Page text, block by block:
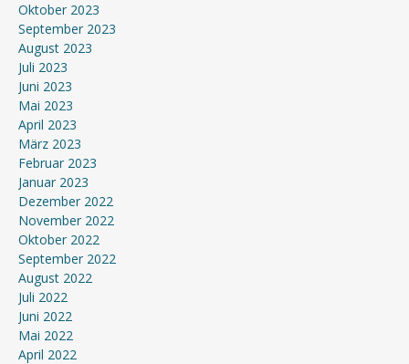
Oktober 2023
September 2023
August 2023
Juli 2023
Juni 2023
Mai 2023
April 2023
März 2023
Februar 2023
Januar 2023
Dezember 2022
November 2022
Oktober 2022
September 2022
August 2022
Juli 2022
Juni 2022
Mai 2022
April 2022